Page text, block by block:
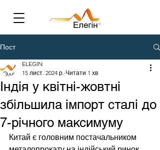
Пост
Індія у квітні-жовтні
збільшила імпорт сталі до
7-річного максимуму
ELEGIN
15 лист. 2024 р. Читати 1 хв
Китай є головним постачальником